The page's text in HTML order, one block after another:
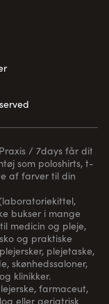
/ 7days får dit
som poloshirts, t-
af farver til din
bukser i mange
medicin og pleje,
og praktiske
plejetaske,
skønhedssaloner,
klinikker.
farmaceut,
eller geriatrisk